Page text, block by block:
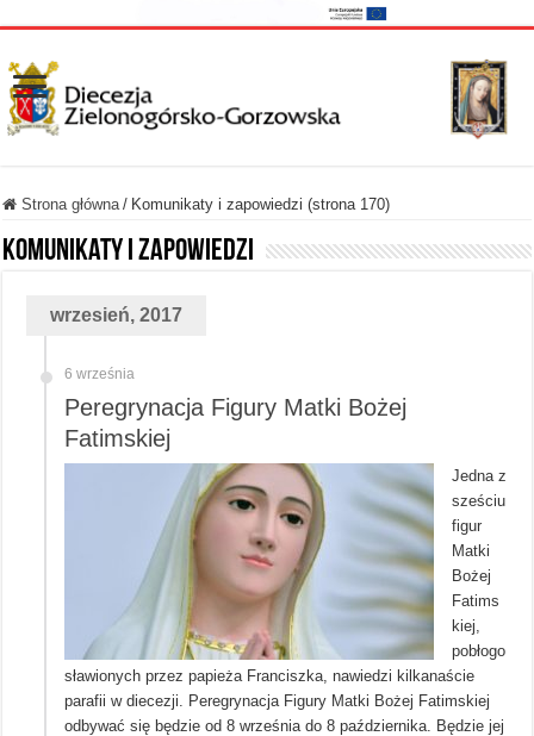
Strona główna / Komunikaty i zapowiedzi (strona 170)
Komunikaty i zapowiedzi
wrzesień, 2017
6 września
Peregrynacja Figury Matki Bożej
Fatimskiej
Jedna z
sześciu
figur
Matki
Bożej
Fatims
kiej,
pobłogo
sławionych przez papieża Franciszka, nawiedzi kilkanaście
parafii w diecezji. Peregrynacja Figury Matki Bożej Fatimskiej
odbywać się będzie od 8 września do 8 października. Będzie jej